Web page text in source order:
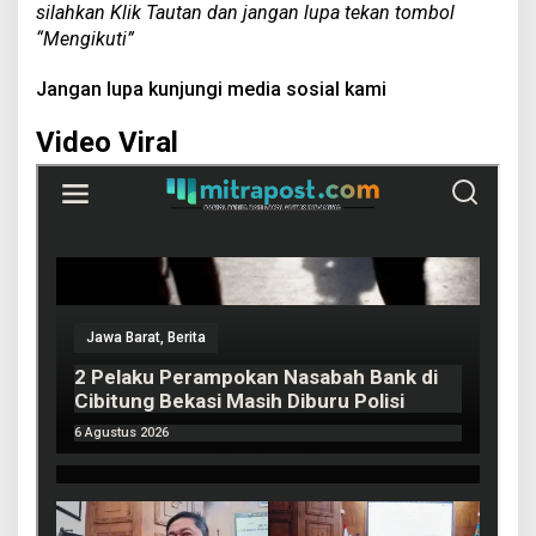
silahkan Klik Tautan dan jangan lupa tekan tombol
“Mengikuti”
Jangan lupa kunjungi media sosial kami
Video Viral